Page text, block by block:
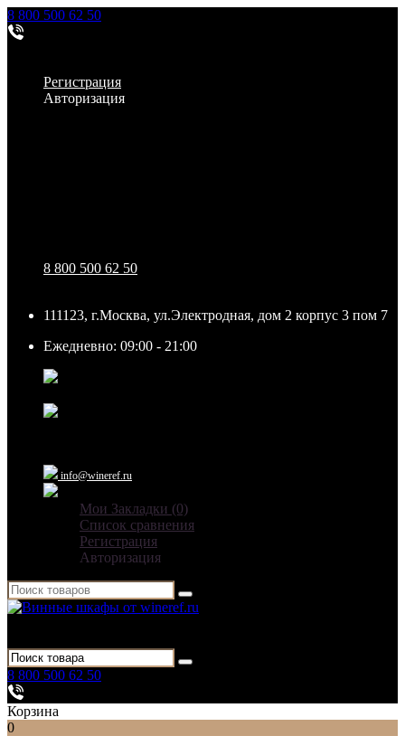
8 800 500 62 50
Регистрация
Авторизация
8 800 500 62 50
111123, г.Москва, ул.Электродная, дом 2 корпус 3 пом 7
Ежедневно: 09:00 - 21:00
info@wineref.ru
Мои Закладки (0)
Список сравнения
Регистрация
Авторизация
8 800 500 62 50
Корзина
0